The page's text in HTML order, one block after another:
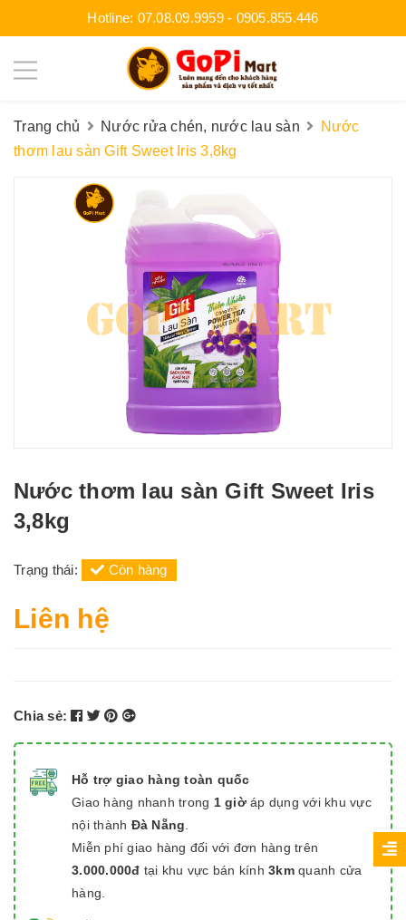
Hotline: 07.08.09.9959- 0905.855.446
Trang chủ Nước rửa chén, nước lau sàn
Nước
thơm lau sàn Gift Sweet Iris 3,8kg
Nước thơm lau sàn Gift Sweet Iris
3,8kg
Trạng thái: Còn hàng
Liên hệ
Chia sẻ:
Hỗ trợ giao hàng toàn quốc
Giao hàng nhanh trong 1 giờáp dụng với khu vực
nội thành Đà Nẵng
Miễn phí giao hàng đối với đơn hàng trên
3.000.000đ tại khu vực bán kính 3kmquanh cửa
hàng.